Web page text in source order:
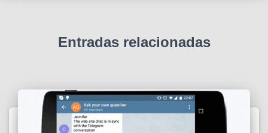
Entradas relacionadas